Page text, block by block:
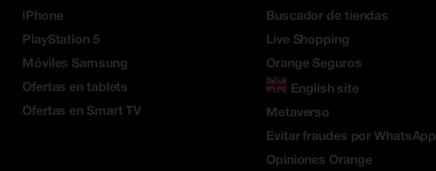
iPhone
PlayStation 5
Móviles Samsung
Ofertas en tablets
Ofertas en Smart TV
Buscador de tiendas
Live Shopping
Orange Seguros
English site
Metaverso
Evitar fraudes por WhatsApp
Opiniones Orange